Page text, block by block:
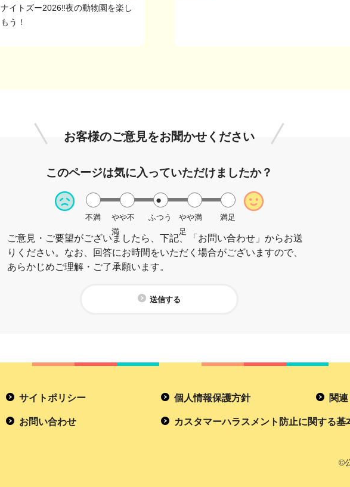
ナイトズー2026‼夜の動物園を楽し
もう！
お客様のご意見をお聞かせください
このページは気に入っていただけましたか？
不満
やや不
満
ふつう
やや満
足
満足
ご意見・ご要望がございましたら、下記、「お問い合わせ」からお送
りください。なお、回答にお時間をいただく場合がございますので、
あらかじめご理解・ご了承願います。
送信する
サイトポリシー 個人情報保護方針 関
お問い合わせ カスタマーハラスメント防止に関する基
©